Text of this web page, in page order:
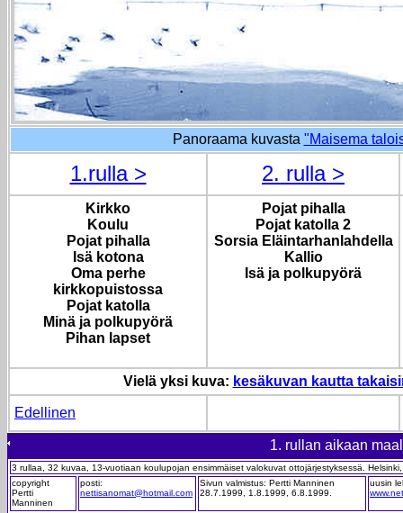
Panoraama kuvasta "Maisema
1.rulla > 2. rulla >
Kirkko
Koulu
Pojat pihalla
Isä kotona
Oma perhe
kirkkopuistossa
Pojat katolla
Minä ja polkupyörä
Pihan lapset
Pojat pihalla
Pojat katolla 2
Sorsia Eläintarhanlahdella
Kallio
Isä ja polkupyörä
Vielä yksi kuva: kesäkuvan kautta
Edellinen
1. rullan aikaan
3 rullaa, 32 kuvaa, 13-vuotiaan koulupojan ensimmäiset valokuvat ottojärjestyksessä.
copyright
Pertti
Manninen
posti:
nettisanomat@hotmail.com
Sivun valmistus: Pertti Manninen
28.7.1999, 1.8.1999, 6.8.1999.
uusin